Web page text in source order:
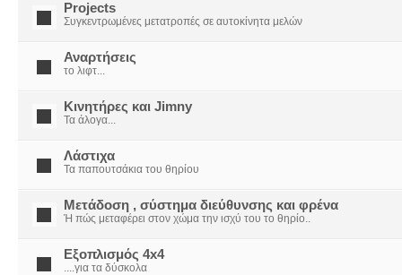
Projects
Συγκεντρωμένες μετατροπές σε αυτοκίνητα μελών
Αναρτήσεις
το λιφτ...
Κινητήρες και Jimny
Τα άλογα...
Λάστιχα
Τα παπουτσάκια του θηρίου
Μετάδοση , σύστημα διεύθυνσης και φρένα
Ή πώς μεταφέρει στον χώμα την ισχύ του το θηρίο..
Εξοπλισμός 4x4
....για τα δύσκολα